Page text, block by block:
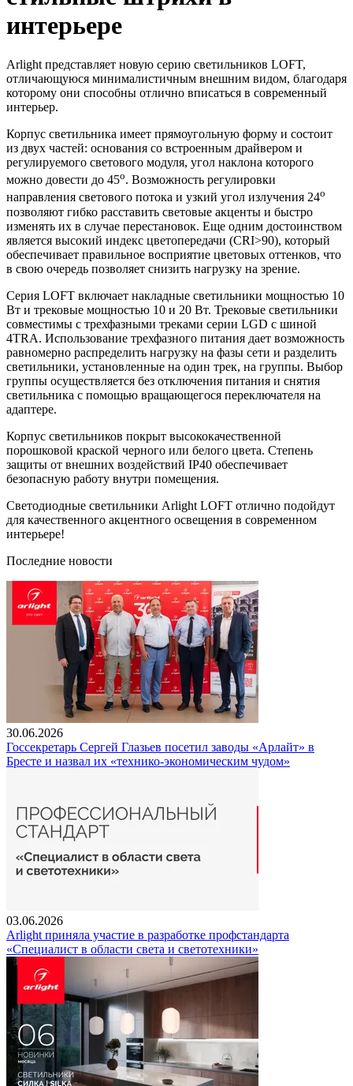
интерьере
Arlight представляет новую серию светильников LOFT,
отличающуюся минималистичным внешним видом, благодаря
которому они способны отлично вписаться в современный
интерьер.
Корпус светильника имеет прямоугольную форму и состоит
из двух частей: основания со встроенным драйвером и
регулируемого светового модуля, угол наклона которого
можно довести до 45o. Возможность регулировки
направления светового потока и узкий угол излучения 24o
позволяют гибко расставить световые акценты и быстро
изменять их в случае перестановок. Еще одним достоинством
является высокий индекс цветопередачи (CRI>90), который
обеспечивает правильное восприятие цветовых оттенков, что
в свою очередь позволяет снизить нагрузку на зрение.
Серия LOFT включает накладные светильники мощностью 10
Вт и трековые мощностью 10 и 20 Вт. Трековые светильники
совместимы с трехфазными треками серии LGD с шиной
4TRA. Использование трехфазного питания дает возможность
равномерно распределить нагрузку на фазы сети и разделить
светильники, установленные на один трек, на группы. Выбор
группы осуществляется без отключения питания и снятия
светильника с помощью вращающегося переключателя на
адаптере.
Корпус светильников покрыт высококачественной
порошковой краской черного или белого цвета. Степень
защиты от внешних воздействий IP40 обеспечивает
безопасную работу внутри помещения.
Светодиодные светильники Arlight LOFT отлично подойдут
для качественного акцентного освещения в современном
интерьере!
Последние новости
30.06.2026
Госсекретарь Сергей Глазьев посетил заводы «Арлайт» в
Бресте и назвал их «технико-экономическим чудом»
03.06.2026
Arlight приняла участие в разработке профстандарта
«Специалист в области света и светотехники»